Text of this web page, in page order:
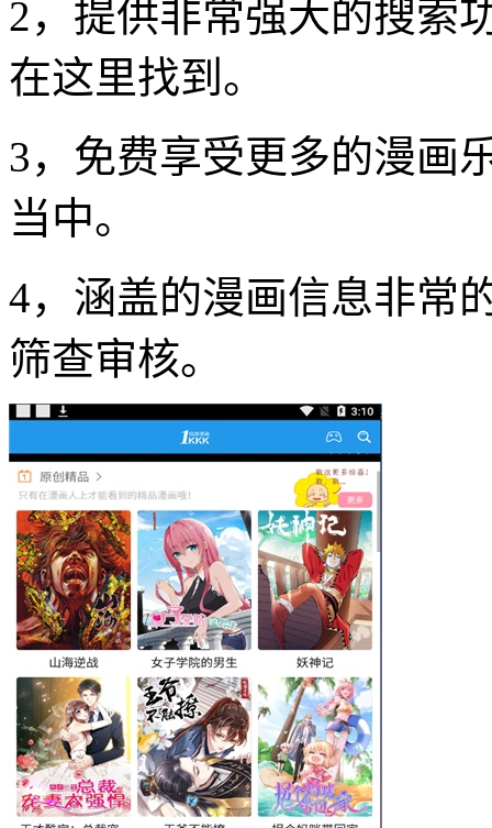
2，提供非常强大的搜索
在这里找到。
3，免费享受更多的漫画
当中。
4，涵盖的漫画信息非常
筛查审核。